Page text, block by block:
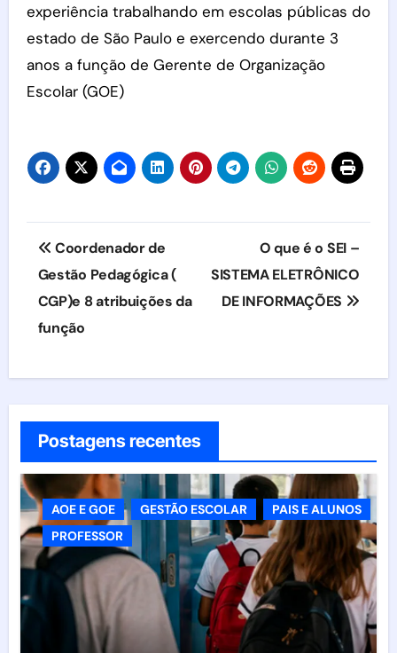
experiência trabalhando em escolas públicas do
estado de São Paulo e exercendo durante 3
anos a função de Gerente de Organização
Escolar (GOE)
Navegação
de
Post
Coordenador de
Gestão Pedagógica (
CGP)e 8 atribuições da
função
O que é o SEI –
SISTEMA ELETRÔNICO
DE INFORMAÇÕES
Postagens recentes
AOE E GOE GESTÃO ESCOLAR
PAIS E ALUNOS
PROFESSOR